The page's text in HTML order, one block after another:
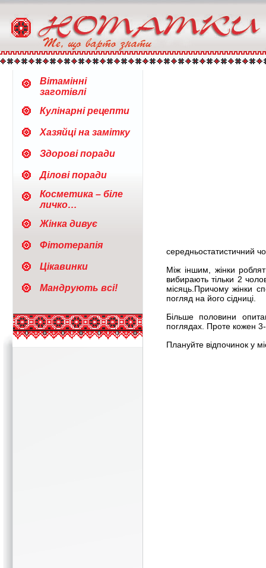
Вітамінні
заготівлі
Кулінарні рецепти
Хазяйці на замітку
Здорові поради
Ділові поради
Косметика – біле
личко…
Жінка дивує
Фітотерапія
Цікавинки
Мандрують всі!
середньостатистичний
Між іншим, жінки
вибирають тільки 2
місяць.Причому жінки
погляд на його сідниці.
Більше половини
поглядах. Проте кожен
Плануйте відпочинок у